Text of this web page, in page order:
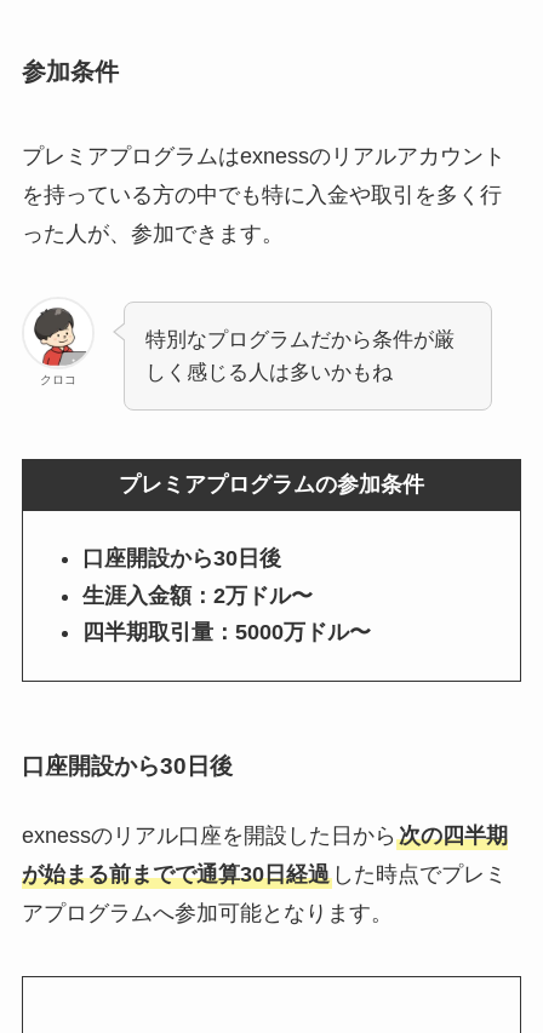
参加条件
プレミアプログラムはexnessのリアルアカウント
を持っている方の中でも特に入金や取引を多く行
った人が、参加できます。
クロコ
特別なプログラムだから条件が厳
しく感じる人は多いかもね
プレミアプログラムの参加条件
口座開設から30日後
生涯入金額：2万ドル〜
四半期取引量：5000万ドル〜
口座開設から30日後
exnessのリアル口座を開設した日から 次の四半期
が始まる前までで通算30日経過した時点でプレミ
アプログラムへ参加可能となります。